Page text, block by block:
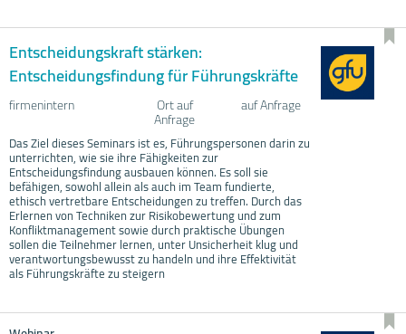
Entscheidungskraft stärken:
Entscheidungsfindung für Führungskräfte
firmenintern Ort auf
Anfrage
auf Anfrage
Das Ziel dieses Seminars ist es, Führungspersonen darin zu
unterrichten, wie sie ihre Fähigkeiten zur
Entscheidungsfindung ausbauen können. Es soll sie
befähigen, sowohl allein als auch im Team fundierte,
ethisch vertretbare Entscheidungen zu treffen. Durch das
Erlernen von Techniken zur Risikobewertung und zum
Konfliktmanagement sowie durch praktische Übungen
sollen die Teilnehmer lernen, unter Unsicherheit klug und
verantwortungsbewusst zu handeln und ihre Effektivität
als Führungskräfte zu steigern